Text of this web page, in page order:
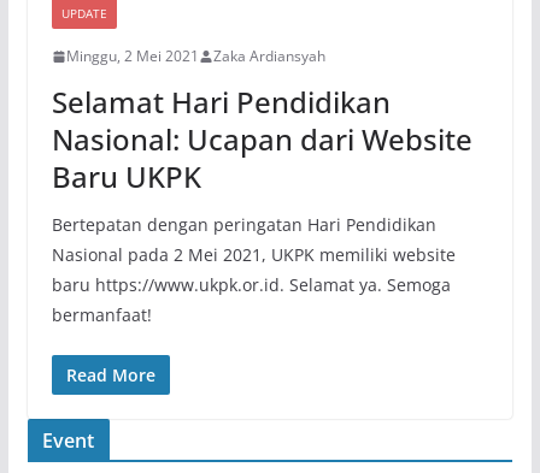
UPDATE
Minggu, 2 Mei 2021 Zaka Ardiansyah
Selamat Hari Pendidikan
Nasional: Ucapan dari Website
Baru UKPK
Bertepatan dengan peringatan Hari Pendidikan
Nasional pada 2 Mei 2021, UKPK memiliki website
baru https://www.ukpk.or.id. Selamat ya. Semoga
bermanfaat!
Read More
Event